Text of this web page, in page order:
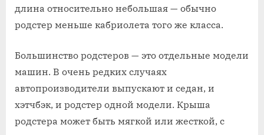
длина относительно небольшая — обычно
родстер меньше кабриолета того же класса.
Большинство родстеров — это отдельные модели
машин. В очень редких случаях
автопроизводители выпускают и седан, и
хэтчбэк, и родстер одной модели. Крыша
родстера может быть мягкой или жесткой, с